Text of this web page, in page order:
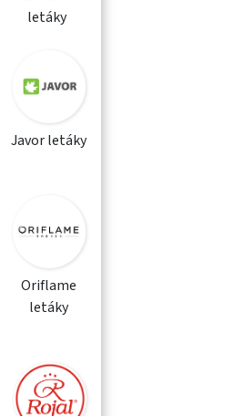
letáky
Javor letáky
Oriflame
letáky